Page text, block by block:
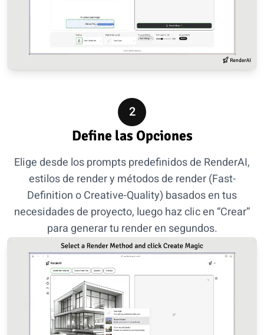
2
Define las Opciones
Elige desde los prompts predefinidos de RenderAI,
estilos de render y métodos de render (Fast-
Definition o Creative-Quality) basados en tus
necesidades de proyecto, luego haz clic en “Crear”
para generar tu render en segundos.